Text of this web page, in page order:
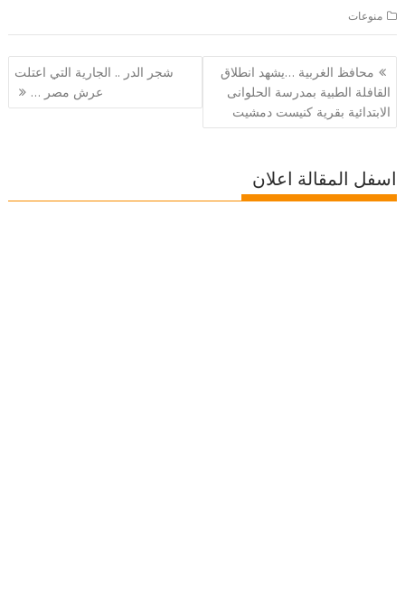
منوعات
تصفّح
المقالات
محافظ الغربية …يشهد انطلاق
القافلة الطبية بمدرسة الحلوانى
الابتدائية بقرية كنيست دمشيت
شجر الدر .. الجارية التي اعتلت
عرش مصر …
اسفل المقالة اعلان